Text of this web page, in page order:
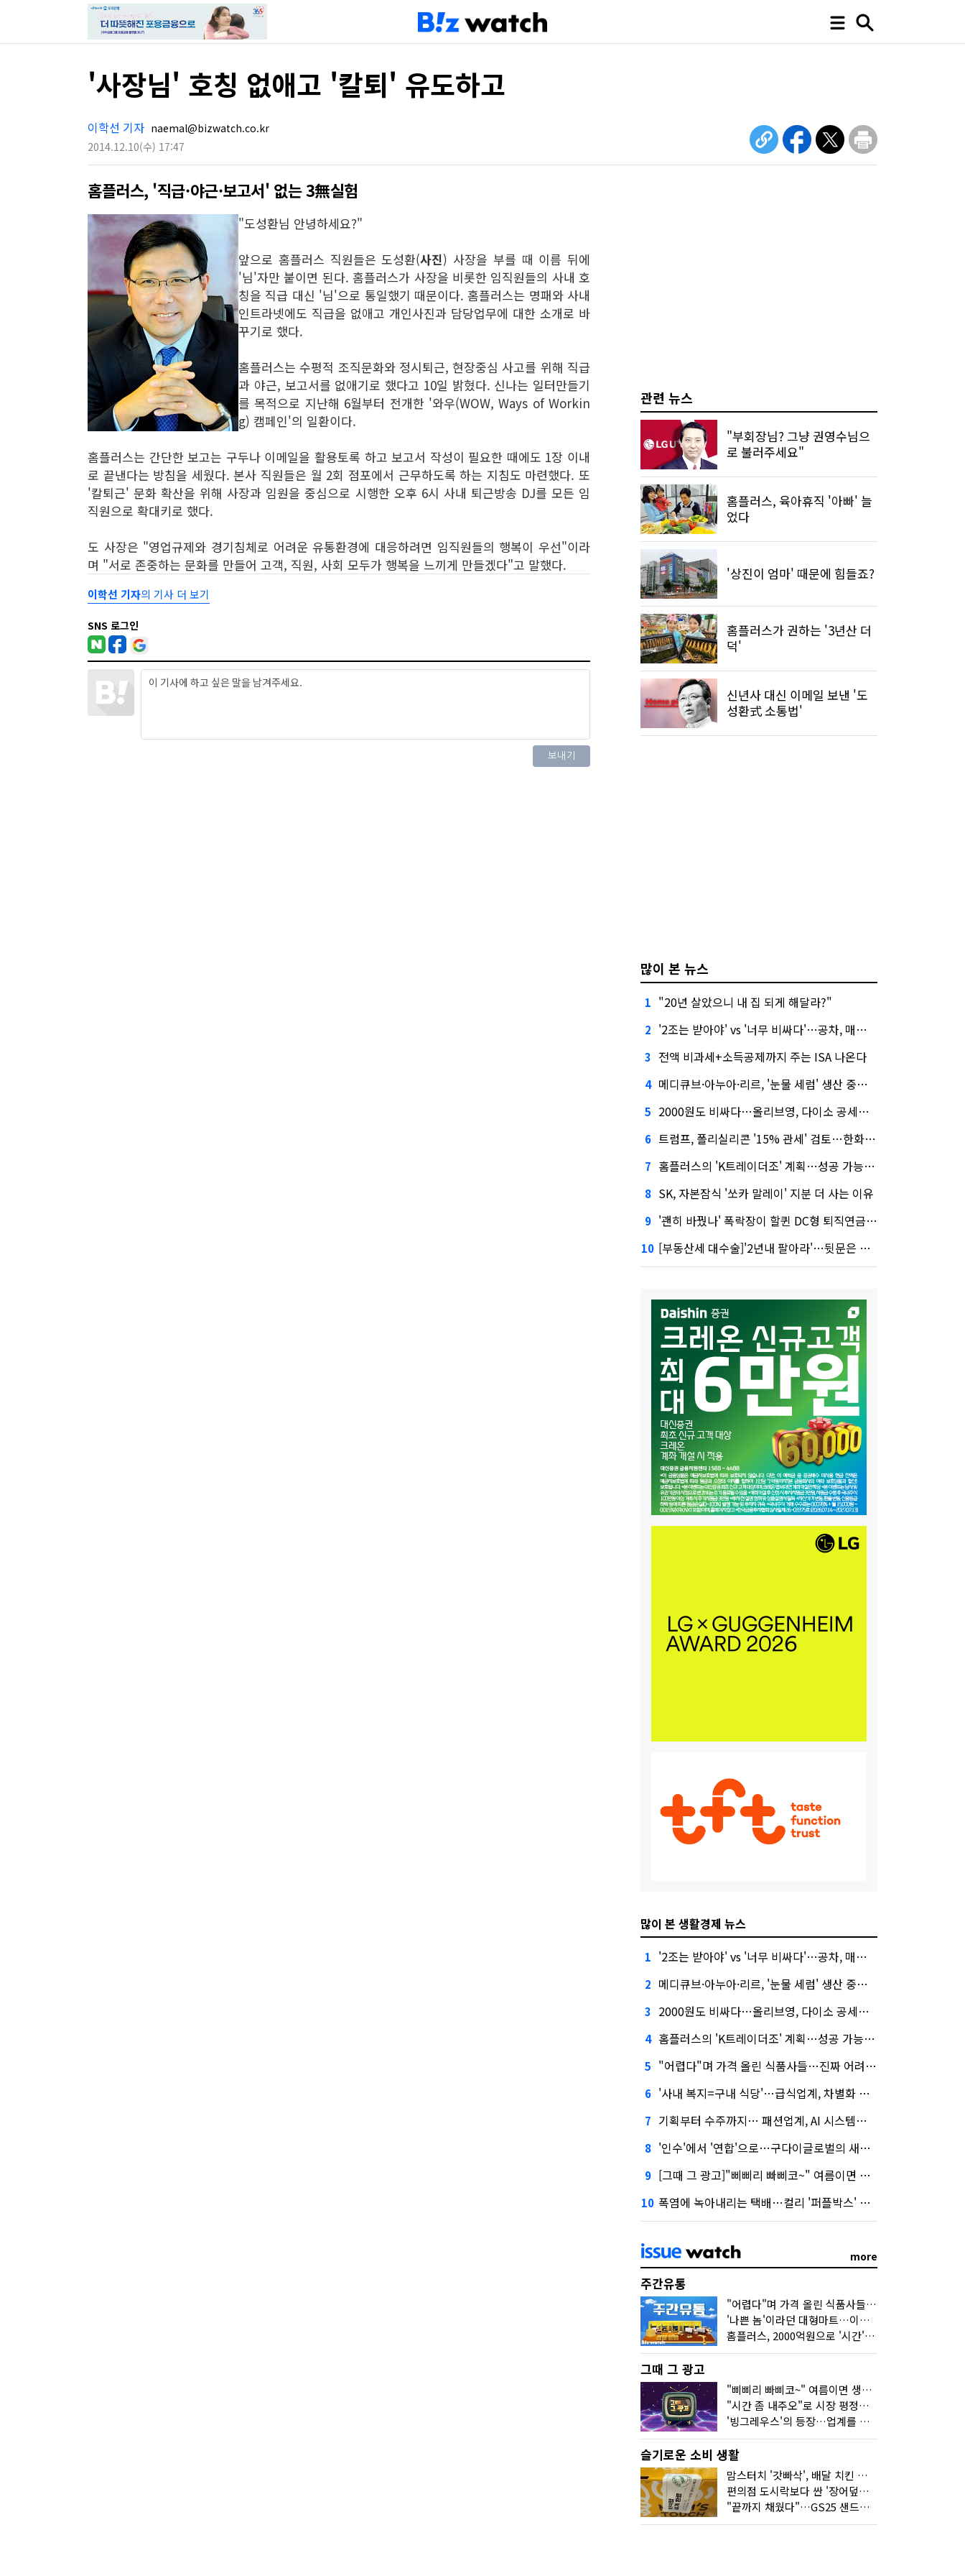
'사장님' 호칭 없애고 '칼퇴' 유도하고
이학선 기자 naemal@bizwatch.co.kr
2014.12.10(수) 17:47
홈플러스, '직급·야근·보고서' 없는 3無실험
"도성환님 안녕하세요?"
앞으로 홈플러스 직원들은 도성환(사진) 사장을 부를 때 이름 뒤에
'님'자만 붙이면 된다. 홈플러스가 사장을 비롯한 임직원들의 사내 호
칭을 직급 대신 '님'으로 통일했기 때문이다. 홈플러스는 명패와 사내
인트라넷에도 직급을 없애고 개인사진과 담당업무에 대한 소개로 바
꾸기로 했다.
홈플러스는 수평적 조직문화와 정시퇴근, 현장중심 사고를 위해 직급
과 야근, 보고서를 없애기로 했다고 10일 밝혔다. 신나는 일터만들기
를 목적으로 지난해 6월부터 전개한 '와우(WOW, Ways of Workin
g) 캠페인'의 일환이다.
홈플러스는 간단한 보고는 구두나 이메일을 활용토록 하고 보고서 작성이 필요한 때에도 1장 이내
로 끝낸다는 방침을 세웠다. 본사 직원들은 월 2회 점포에서 근무하도록 하는 지침도 마련했다. 또
'칼퇴근' 문화 확산을 위해 사장과 임원을 중심으로 시행한 오후 6시 사내 퇴근방송 DJ를 모든 임
직원으로 확대키로 했다.
도 사장은 "영업규제와 경기침체로 어려운 유통환경에 대응하려면 임직원들의 행복이 우선"이라
며 "서로 존중하는 문화를 만들어 고객, 직원, 사회 모두가 행복을 느끼게 만들겠다"고 말했다.
이학선 기자의 기사 더 보기
SNS 로그인
관련 뉴스
"부회장님? 그냥 권영수님으
로 불러주세요"
홈플러스, 육아휴직 '아빠' 늘
었다
'상진이 엄마' 때문에 힘들죠?
홈플러스가 권하는 '3년산 더
덕'
신년사 대신 이메일 보낸 '도
성환式 소통법'
많이 본 뉴스
1 "20년 살았으니 내 집 되게 해달라?"
2 '2조는 받아야' vs '너무 비싸다'…공차, 매각 성공할까
3 전액 비과세+소득공제까지 주는 ISA 나온다
4 메디큐브·아누아·리르, '눈물 세럼' 생산 중단한다
5 2000원도 비싸다…올리브영, 다이소 공세에 '가성비'로 맞불
6 트럼프, 폴리실리콘 '15% 관세' 검토…한화큐셀·OCI 영향은?
7 홈플러스의 'K트레이더조' 계획…성공 가능성은 '글쎄'
8 SK, 자본잠식 '쏘카 말레이' 지분 더 사는 이유
9 '괜히 바꿨나' 폭락장이 할퀸 DC형 퇴직연금…전문가 조언은
10 [부동산세 대수술]'2년내 팔아라'…뒷문은 열었다
많이 본 생활경제 뉴스
1 '2조는 받아야' vs '너무 비싸다'…공차, 매각 성공할까
2 메디큐브·아누아·리르, '눈물 세럼' 생산 중단한다
3 2000원도 비싸다…올리브영, 다이소 공세에 '가성비'로 맞불
4 홈플러스의 'K트레이더조' 계획…성공 가능성은 '글쎄'
5 "어렵다"며 가격 올린 식품사들…진짜 어려운 거 맞아?
6 '사내 복지=구내 식당'…급식업계, 차별화 경쟁 본격화
7 기획부터 수주까지… 패션업계, AI 시스템화 박차
8 '인수'에서 '연합'으로…구다이글로벌의 새로운 투자법
9 [그때 그 광고]"삐삐리 빠삐코~" 여름이면 생각나는 그 노래
10 폭염에 녹아내리는 택배…컬리 '퍼플박스' 대안 될까
more
주간유통
"어렵다"며 가격 올린 식품사들…진짜 어려운 거 맞아?
'나쁜 놈'이라던 대형마트…이젠 '불쌍한 놈' 됐다
홈플러스, 2000억원으로 '시간'을 샀다
그때 그 광고
"삐삐리 빠삐코~" 여름이면 생각나는 그 노래
"시간 좀 내주오"로 시장 평정한 하이마트
'빙그레우스'의 등장…업계를 흔든 '세계관' 마케팅
슬기로운 소비 생활
맘스터치 '갓빠삭', 배달 치킨 선입견을 바꿨다
편의점 도시락보다 싼 '장어덮밥'…오뚜기가 해냈다
"끝까지 채웠다"…GS25 샌드위치의 달라진 '속'사정